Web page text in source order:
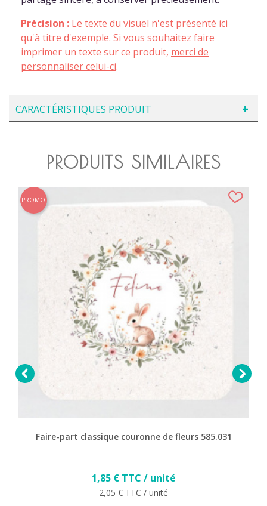
Précision : Le texte du visuel n'est présenté ici
qu'à titre d'exemple. Si vous souhaitez faire
imprimer un texte sur ce produit, merci de
personnaliser celui-ci.
CARACTÉRISTIQUES PRODUIT
PRODUITS SIMILAIRES

Faire-part classique couronne de fleurs 585.031
Prix
1,85 € TTC / unité
Prix de base
2,05 € TTC / unité
PROMO
